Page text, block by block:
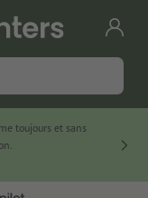
toujours et sans